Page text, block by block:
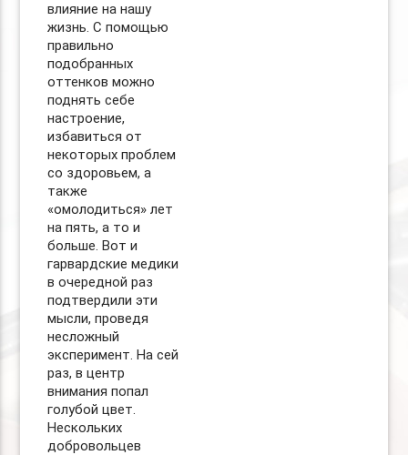
влияние на нашу
жизнь. С помощью
правильно
подобранных
оттенков можно
поднять себе
настроение,
избавиться от
некоторых проблем
со здоровьем, а
также
«омолодиться» лет
на пять, а то и
больше. Вот и
гарвардские медики
в очередной раз
подтвердили эти
мысли, проведя
несложный
эксперимент. На сей
раз, в центр
внимания попал
голубой цвет.
Нескольких
добровольцев